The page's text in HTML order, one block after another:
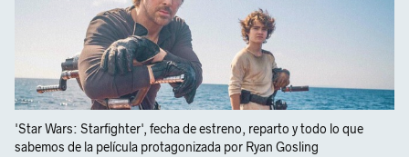
'Star Wars: Starfighter', fecha de estreno, reparto y todo lo que
sabemos de la película protagonizada por Ryan Gosling